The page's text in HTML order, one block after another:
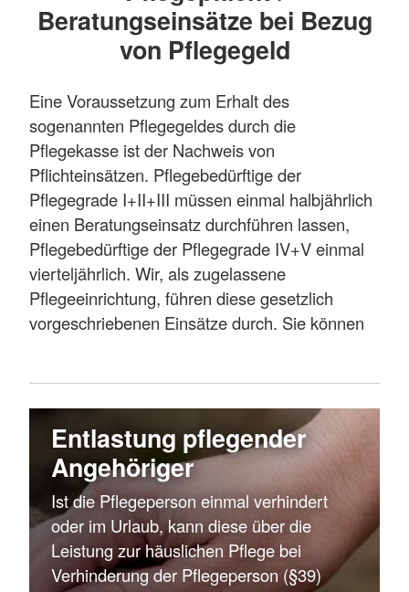
Dauerverordnung ausgestellt werden.
Behandlungspflege erfordert einen hohen
medizinischen und/oder pflegerischen
Dazu zählen Beispielsweise:
Blutzuckermessung
Injektionen
Anlegen und wechseln von
Wundverbänden
An- und Ausziehen von
Kompressionsstrümpfen
(Beratung und Kontrolle des Kunden und
der Angehörigen)
Mehr anzeigen
Die erforderliche Pflege und Betreuung sowie
die Hilfen bei der Haushaltsführung werden von
(„Teilkaskoversicherung“), auch deshalb sind in
der Regel weiterhin Hilfen durch Angehörige
oder andere ehrenamtliche Pflegepersonen
nötig. Es können alternativ auch weitere
Leistungen privat finanziert werden.
Für mehr Informationen und eine individuelle
Beratung wenden Sie sich bitte an eines
unserer Pflegeteams.
Beratungseinsätze bei Bezug
von Pflegegeld
Eine Voraussetzung zum Erhalt des
sogenannten Pflegegeldes durch die
Pflegekasse ist der Nachweis von
Pflichteinsätzen. Pflegebedürftige der
Pflegegrade I+II+III müssen einmal halbjährlich
einen Beratungseinsatz durchführen lassen,
Pflegebedürftige der Pflegegrade IV+V einmal
vierteljährlich. Wir, als zugelassene
Pflegeeinrichtung, führen diese gesetzlich
vorgeschriebenen Einsätze durch. Sie können
Mehr anzeigen
Entlastung pflegender
Angehöriger
Ist die Pflegeperson einmal verhindert
oder im Urlaub, kann diese über die
Leistung zur häuslichen Pflege bei
Verhinderung der Pflegeperson (§39)